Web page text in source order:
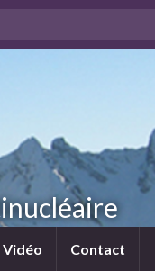
Vidéo Contact